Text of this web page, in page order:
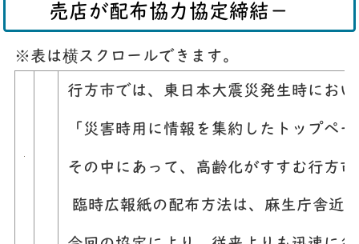
売店が配布協力協定締結－
※表は横スクロールできます。
行方市では、東日本大震災発生時にお
「災害時用に情報を集約したトップペ
その中にあって、高齢化がすすむ行方
臨時広報紙の配布方法は、麻生庁舎近